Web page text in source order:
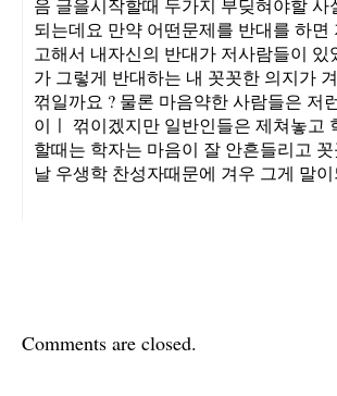
음 글을시작할때 두가지 부딪혀야할 사
되는데요 만약 어떤문제를 반대를 하면
고해서 내자신의 반대가 저사람들이 있
가 그렇게 반대하는 내 꼿꼿한 의지가
꺾일까요 ? 물론 마음약한 사람들은 저
이ㅣ 꺾이겠지만 일반인들은 제쳐놓고
할때는 학자는 마음이 잘 안흔들리고
날 우생학 찬성자때문에 겨우 그게 말
Comments are closed.